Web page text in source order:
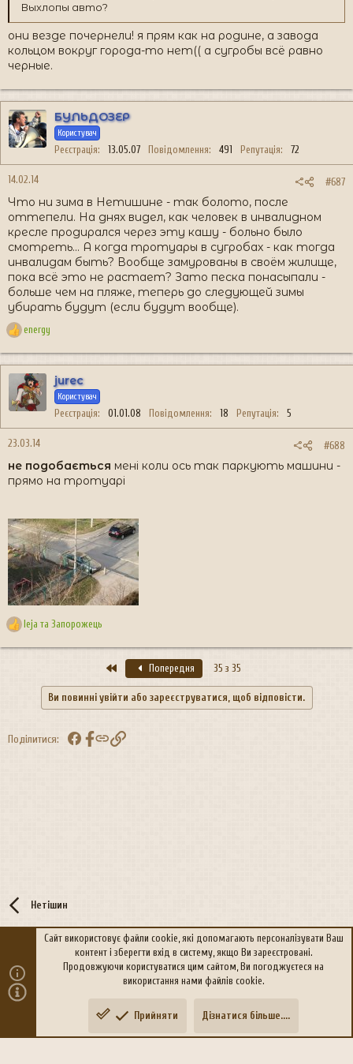
Выхлопы авто?
они везде почернели! я прям как на родине, а завода
кольцом вокруг города-то нет(( а сугробы всё равно
черные.
БУЛЬДОЗЕР
Користувач
Реєстрація 13.05.07 Повідомлення 491 Репутація 72
14.02.14 #687
Что ни зима в Нетишине - так болото, после
оттепели. На днях видел, как человек в инвалидном
кресле продирался через эту кашу - больно было
смотреть... А когда тротуары в сугробах - как тогда
инвалидам быть? Вообще замурованы в своём жилище,
пока всё это не растает? Зато песка понасыпали -
больше чем на пляже, теперь до следующей зимы
убирать будут (если будут вообще).
Р
а
к
energy
jurec
Користувач
Реєстрація 01.01.08 Повідомлення 18 Репутація 5
23.03.14 #688
не подобається мені коли ось так паркують машини -
прямо на тротуарі
Р
leja та Запорожець
Перший Попередня 35 з 35
Ви повинні увійти або зареєструватися, щоб відповісти.
Поділитися: FacebookПосилання
Нетішин
Політика конфіденційності Дoпoмoга
Community platform by XenForo
xen-foro.com.ua Зверху
Сайт використовує файли cookie, які допомагають персоналізувати Ваш
контент і зберегти вхід в систему, якщо Ви зареєстровані.
Продовжуючи користуватися цим сайтом, Ви погоджуєтеся на
використання нами файлів cookie.
Прийняти Дізнатися більше....